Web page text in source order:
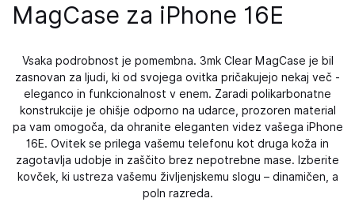
MagCase za iPhone 16E
Vsaka podrobnost je pomembna. 3mk Clear MagCase je bil
zasnovan za ljudi, ki od svojega ovitka pričakujejo nekaj več -
eleganco in funkcionalnost v enem. Zaradi polikarbonatne
konstrukcije je ohišje odporno na udarce, prozoren material
pa vam omogoča, da ohranite eleganten videz vašega iPhone
16E. Ovitek se prilega vašemu telefonu kot druga koža in
zagotavlja udobje in zaščito brez nepotrebne mase. Izberite
kovček, ki ustreza vašemu življenjskemu slogu – dinamičen, a
poln razreda.